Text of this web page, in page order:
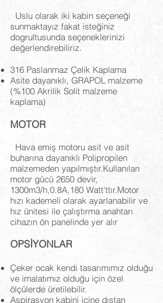
Uslu olarak iki kabin seçeneği
sunmaktayız fakat isteğiniz
dogrultusunda seçeneklerinizi
değerlendirebiliriz.
316 Paslanmaz Çelik Kaplama
Asite dayanıklı, GRAPOL malzeme
(%100 Akrilik Solit malzeme
kaplama)
MOTOR
Hava emiş motoru asit ve asit
buharına dayanıklı Polipropilen
malzemeden yapılmıştır.Kullanılan
motor gücü 2650 devir,
1300m3/h,0.8A,180 Watt'ttır.Motor
hızı kademeli olarak ayarlanabilir ve
hız ünitesi ile çalıştırma anahtarı
cihazın ön panelinde yer alır
OPSİYONLAR
Çeker ocak kendi tasarımımız olduğu
ve imalatımız olduğu için özel
ölçülerde üretilebilir.
Aspirasyon kabini içine dıştan